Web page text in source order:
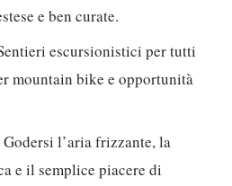
e ben curate.
escursionistici per tutti
mountain bike e opportunità
Godersi l’aria frizzante, la
e il semplice piacere di